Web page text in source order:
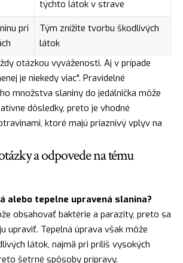
týchto látok v strave
pri
Tým znížite tvorbu škodlivých
látok
otázkou vyváženosti. Aj v prípade
je niekedy viac". Pravidelné
množstva slaniny do jedálnička môže
dôsledky, preto je vhodné
ktoré majú priaznivý vplyv na
a odpovede na tému
alebo tepelne upravená slanina?
obsahovať baktérie a parazity, preto sa
upraviť. Tepelná úprava však môže
látok, najmä pri príliš vysokých
šetrné spôsoby prípravy.